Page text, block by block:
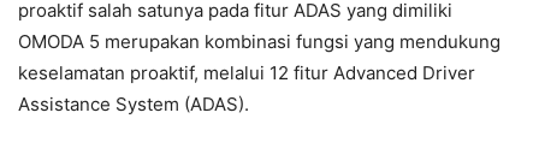
proaktif salah satunya pada fitur ADAS yang dimiliki
OMODA 5 merupakan kombinasi fungsi yang mendukung
keselamatan proaktif, melalui 12 fitur Advanced Driver
Assistance System (ADAS).